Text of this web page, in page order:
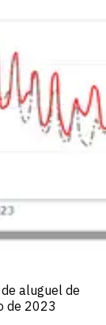
aluguel de
de 2023